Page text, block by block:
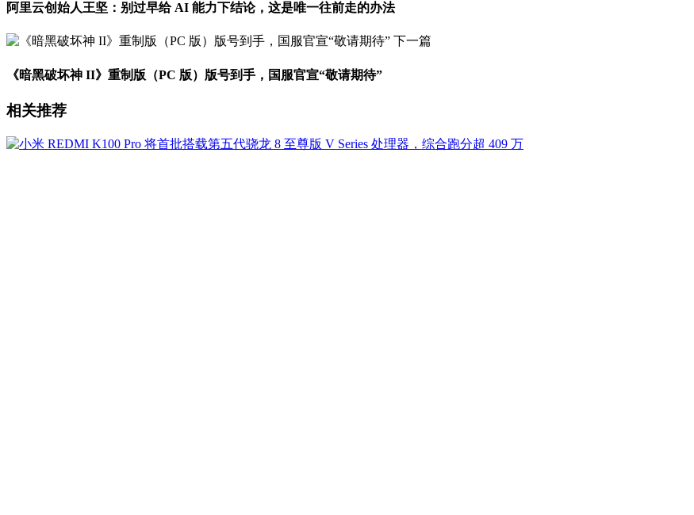
阿里云创始人王坚：别过早给 AI 能力下结论，这是唯一往前走的办法
下一篇
《暗黑破坏神 II》重制版（PC 版）版号到手，国服官宣“敬请期待”
相关推荐